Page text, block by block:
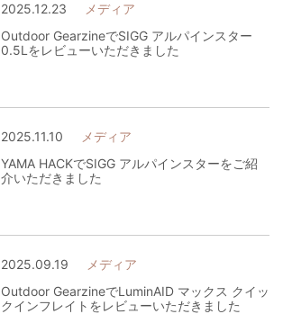
2025.12.23
メディア
Outdoor GearzineでSIGG アルパインスター
0.5Lをレビューいただきました
2025.11.10
メディア
YAMA HACKでSIGG アルパインスターをご紹
介いただきました
2025.09.19
メディア
Outdoor GearzineでLuminAID マックス クイッ
クインフレイトをレビューいただきました